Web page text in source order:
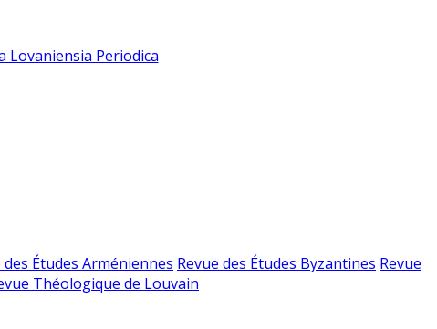
Lovaniensia Periodica
des Études Arméniennes Revue des Études Byzantines Revue
Théologique de Louvain